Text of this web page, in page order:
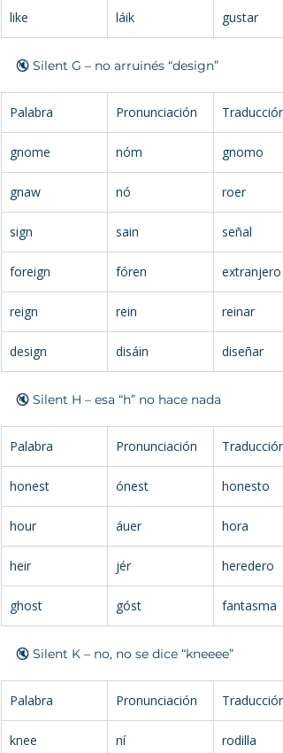
like láik gustar
🔇 Silent G – no arruinés “design”
Palabra Pronunciación Traducción
gnome nóm gnomo
gnaw nó roer
sign sain señal
foreign fóren extranjero
reign rein reinar
design disáin diseñar
🔇 Silent H – esa “h” no hace nada
Palabra Pronunciación Traducción
honest ónest honesto
hour áuer hora
heir jér heredero
ghost góst fantasma
🔇 Silent K – no, no se dice “kneeee”
Palabra Pronunciación Traducción
knee ní rodilla